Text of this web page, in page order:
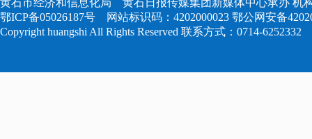
黄石市经济和信息化局 黄石日报传媒集团新媒体中心承办 机
鄂ICP备05026187号 网站标识码：4202000023 鄂公网安备
Copyright huangshi All Rights Reserved 联系方式：0714-6252332